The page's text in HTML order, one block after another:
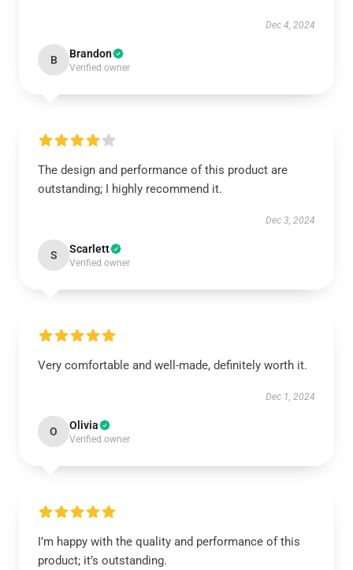
Dec 4, 2024
B Brandon
Verified owner
The design and performance of this product are
outstanding; I highly recommend it.
Dec 3, 2024
S Scarlett
Verified owner
Very comfortable and well-made, definitely worth it.
Dec 1, 2024
O Olivia
Verified owner
I’m happy with the quality and performance of this
product; it’s outstanding.